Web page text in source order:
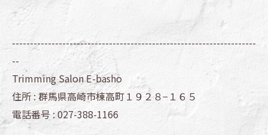
--------------------------------------------------------------------
--
Trimming Salon E-basho
住所 : 群馬県高崎市棟高町１９２８−１６５
電話番号 :027-388-1166